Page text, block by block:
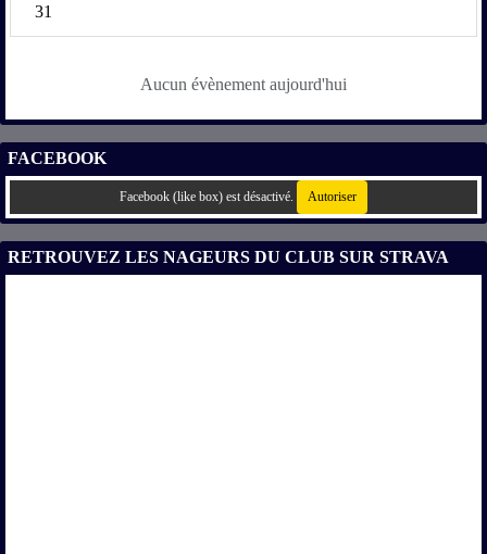
31
Aucun évènement aujourd'hui
FACEBOOK
Facebook (like box) est désactivé. Autoriser
RETROUVEZ LES NAGEURS DU CLUB SUR STRAVA